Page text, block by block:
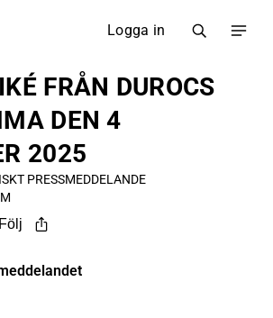
Logga in
FRÅN DUROCS
DEN 4
2025
PRESSMEDDELANDE
Följ